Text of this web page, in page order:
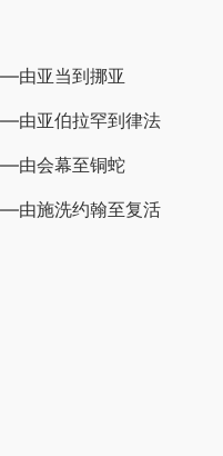
由亚当到挪亚
由亚伯拉罕到律法
由会幕至铜蛇
由施洗约翰至复活